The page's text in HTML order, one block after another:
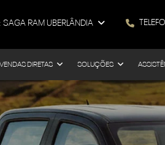
SAGA RAM UBERLÂNDIA
VENDAS DIRETAS SOLUÇÕES